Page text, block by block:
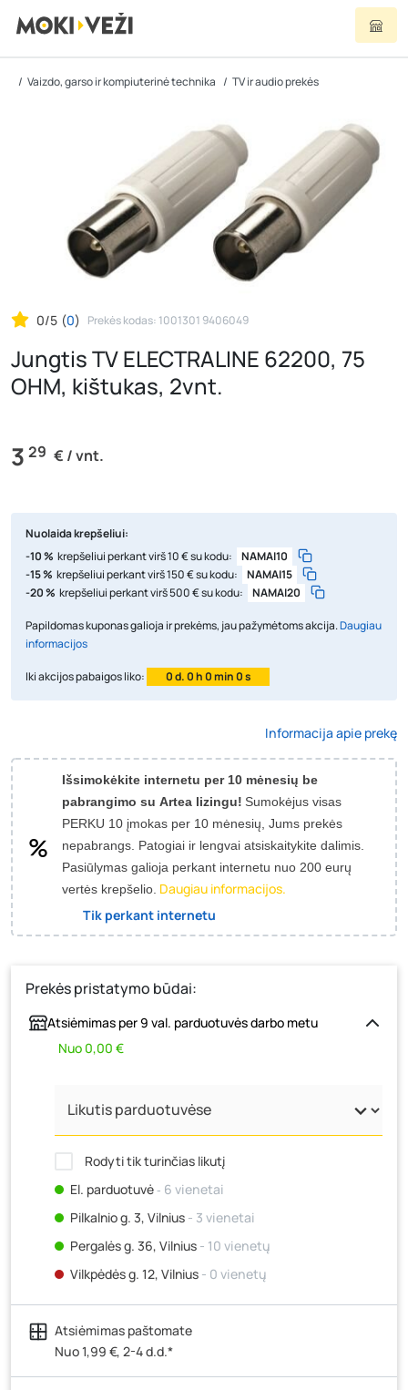
Vaizdo, garso ir kompiuterinė technika TV ir audio prekės
0/5 (0) Prekės kodas: 1001301 9406049
Jungtis TV ELECTRALINE 62200, 75
OHM, kištukas, 2vnt.
3 29 € / vnt.
Nuolaida krepšeliui:
-10 %
krepšeliui perkant virš 10 € su kodu:
NAMAI10
-15 %
krepšeliui perkant virš 150 € su kodu:
NAMAI15
-20 %
krepšeliui perkant virš 500 € su kodu: NAMAI20
Papildomas kuponas galioja ir prekėms, jau pažymėtoms akcija.Daugiau
informacijos
Iki akcijos pabaigos liko: 0 d. 0 h 0 min 0 s
Informacija apie prekę
Išsimokėkite internetu per 10 mėnesių be
pabrangimo su Artea lizingu! Sumokėjus visas
PERKU 10 įmokas per 10 mėnesių, Jums prekės
nepabrangs. Patogiai ir lengvai atsiskaitykite dalimis.
Pasiūlymas galioja perkant internetu nuo 200 eurų
vertės krepšelio. Daugiau informacijos.
Tik perkant internetu
Prekės pristatymo būdai:
Atsiėmimas per 9 val. parduotuvės darbo metu
Nuo 0,00 €
Rodyti tik turinčias likutį
El. parduotuvė‐ 6 vienetai
Pilkalnio g. 3, Vilnius - 3 vienetai
Pergalės g. 36, Vilnius - 10 vienetų
Vilkpėdės g. 12, Vilnius - 0 vienetų
Ateities g. 15, Vilnius- 0 vienetų
Kauno r., Narsiečių k., Vytauto g. 183, Kaunas
vienetai
Šilutės pl. 83A, Klaipėda- 0 vienetų
Atsiėmimas paštomate
Nuo 1,99 €, 2-4 d.d.*